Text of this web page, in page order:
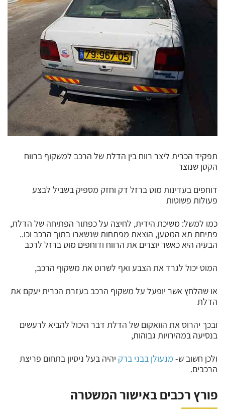
תפקיד הכרית ליצר רווח בין הדלת של הרכב למשקוף ברווח
הקטן שנוצר
דוחפים בעדינות מוט ברזל דק וחזק מספיק בשביל לבצע
פעולות פשוטות
כמו למשל: משיכת הידית, לחיצה על כפתור הפתיחה של הדלת,
פתיחת תא המטען, הוצאת מפתחות שנשארו בתוך הרכב וכו..
הבעיה היא כאשר יוצרים את הרווח ודוחפים מוט ברזל לרכב
המוט יכול לגרד את הצבע ואף לשרוט את משקוף הרכב,
או שהלחץ אשר יופעל על משקוף הרכב בעזרת הכרית יעקם את
הדלת
ובכך יהרוס את הוואקום של הדלת דבר היכול להביא לרעשים
בנסיעה במהירויות גבוהות,
ולכן חשוב ש- מנעולן בבני ברק יהיה בעל ניסיון בתחום פריצת
הרכבים.
פורץ רכבים באישור המשטרה